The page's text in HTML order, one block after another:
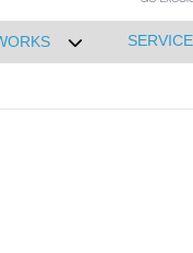
de Research
Desplegar